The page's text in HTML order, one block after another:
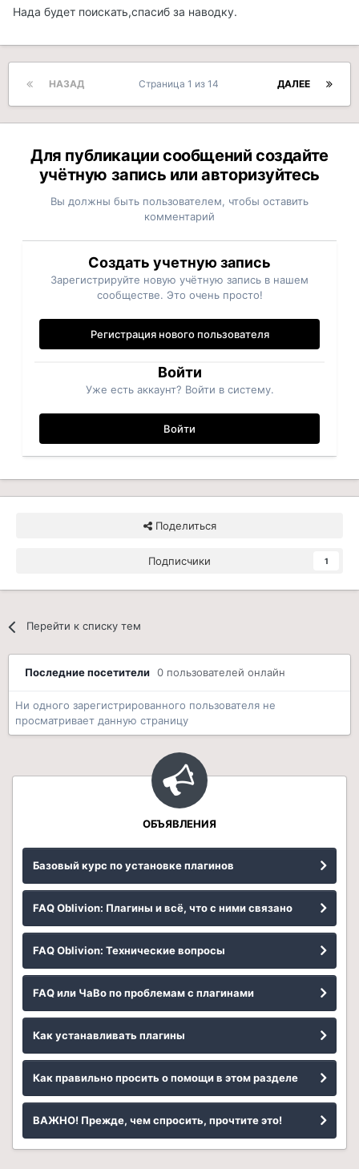
Нада будет поискать,спасиб за наводку.
НАЗАД ДАЛЕЕ
Страница 1 из 14
Для публикации сообщений создайте
учётную запись или авторизуйтесь
Вы должны быть пользователем, чтобы оставить
комментарий
Создать учетную запись
Зарегистрируйте новую учётную запись в нашем
сообществе. Это очень просто!
Регистрация нового пользователя
Войти
Уже есть аккаунт? Войти в систему.
Войти
Поделиться
Подписчики 1
Перейти к списку тем
Последние посетители 0 пользователей онлайн
Ни одного зарегистрированного пользователя не
просматривает данную страницу
ОБЪЯВЛЕНИЯ
Базовый курс по установке плагинов
FAQ Oblivion: Плагины и всё, что с ними связано
FAQ Oblivion: Технические вопросы
FAQ или ЧаВо по проблемам с плагинами
Как устанавливать плагины
Как правильно просить о помощи в этом разделе
ВАЖНО! Прежде, чем спросить, прочтите это!